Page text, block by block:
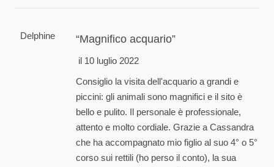
Delphine Magnifico acquario
il 10 luglio 2022
Consiglio la visita dell'acquario a grandi e
piccini: gli animali sono magnifici e il sito è
bello e pulito. Il personale è professionale,
attento e molto cordiale. Grazie a Cassandra
che ha accompagnato mio figlio al suo 4° o 5°
corso sui rettili (ho perso il conto), la sua